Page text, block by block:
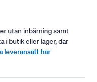
utan inbärning samt
i butik eller lager, där
leveransätt här